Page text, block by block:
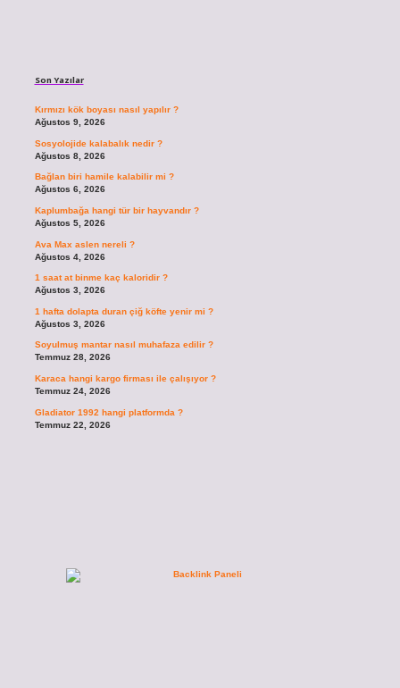
Son Yazılar
Kırmızı kök boyası nasıl yapılır ?
Ağustos 9, 2026
Sosyolojide kalabalık nedir ?
Ağustos 8, 2026
Bağlan biri hamile kalabilir mi ?
Ağustos 6, 2026
Kaplumbağa hangi tür bir hayvandır ?
Ağustos 5, 2026
Ava Max aslen nereli ?
Ağustos 4, 2026
1 saat at binme kaç kaloridir ?
Ağustos 3, 2026
1 hafta dolapta duran çiğ köfte yenir mi ?
Ağustos 3, 2026
Soyulmuş mantar nasıl muhafaza edilir ?
Temmuz 28, 2026
Karaca hangi kargo firması ile çalışıyor ?
Temmuz 24, 2026
Gladiator 1992 hangi platformda ?
Temmuz 22, 2026